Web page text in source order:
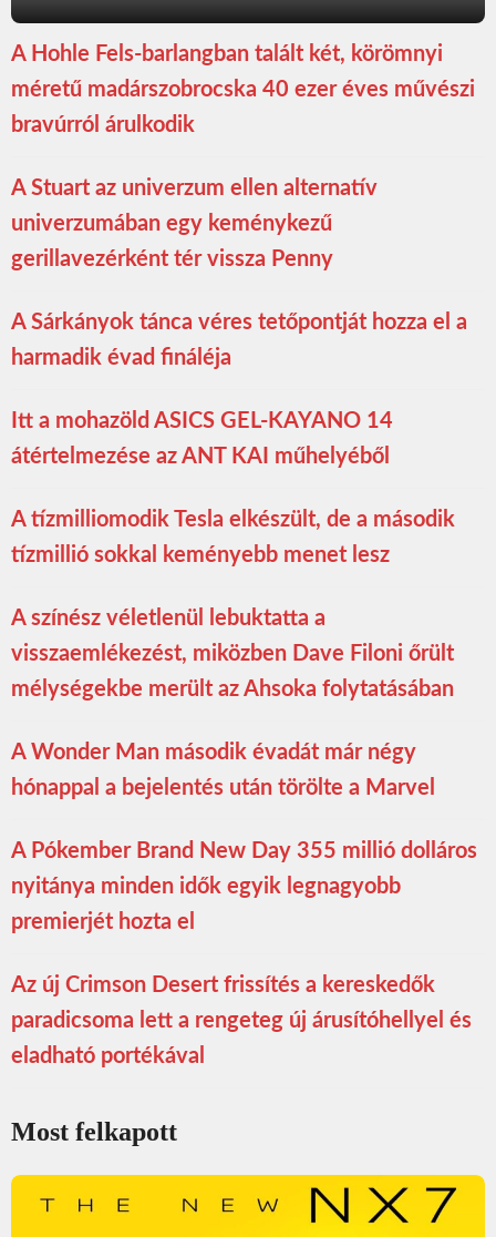
A Hohle Fels-barlangban talált két, körömnyi
méretű madárszobrocska 40 ezer éves művészi
bravúrról árulkodik
A Stuart az univerzum ellen alternatív
univerzumában egy keménykezű
gerillavezérként tér vissza Penny
A Sárkányok tánca véres tetőpontját hozza el a
harmadik évad fináléja
Itt a mohazöld ASICS GEL-KAYANO 14
átértelmezése az ANT KAI műhelyéből
A tízmilliomodik Tesla elkészült, de a második
tízmillió sokkal keményebb menet lesz
A színész véletlenül lebuktatta a
visszaemlékezést, miközben Dave Filoni őrült
mélységekbe merült az Ahsoka folytatásában
A Wonder Man második évadát már négy
hónappal a bejelentés után törölte a Marvel
A Pókember Brand New Day 355 millió dolláros
nyitánya minden idők egyik legnagyobb
premierjét hozta el
Az új Crimson Desert frissítés a kereskedők
paradicsoma lett a rengeteg új árusítóhellyel és
eladható portékával
Most felkapott